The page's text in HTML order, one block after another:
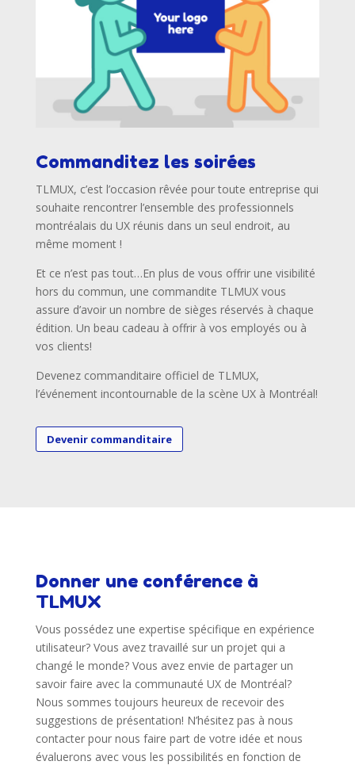
Commanditez les soirées
TLMUX, c’est l’occasion rêvée pour toute entreprise qui
souhaite rencontrer l’ensemble des professionnels
montréalais du UX réunis dans un seul endroit, au
même moment !
Et ce n’est pas tout…En plus de vous offrir une visibilité
hors du commun, une commandite TLMUX vous
assure d’avoir un nombre de sièges réservés à chaque
édition. Un beau cadeau à offrir à vos employés ou à
vos clients!
Devenez commanditaire officiel de TLMUX,
l’événement incontournable de la scène UX à Montréal!
Devenir commanditaire
Donner une conférence à
TLMUX
Vous possédez une expertise spécifique en expérience
utilisateur? Vous avez travaillé sur un projet qui a
changé le monde? Vous avez envie de partager un
savoir faire avec la communauté UX de Montréal?
Nous sommes toujours heureux de recevoir des
suggestions de présentation! N’hésitez pas à nous
contacter pour nous faire part de votre idée et nous
évaluerons avec vous les possibilités en fonction de